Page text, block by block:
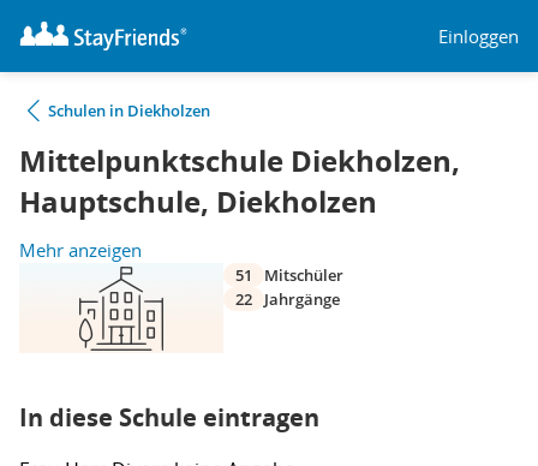
Einloggen
Schulen in Diekholzen
Mittelpunktschule Diekholzen,
Hauptschule, Diekholzen
Mehr anzeigen
51
Mitschüler
22
Jahrgänge
In diese Schule eintragen